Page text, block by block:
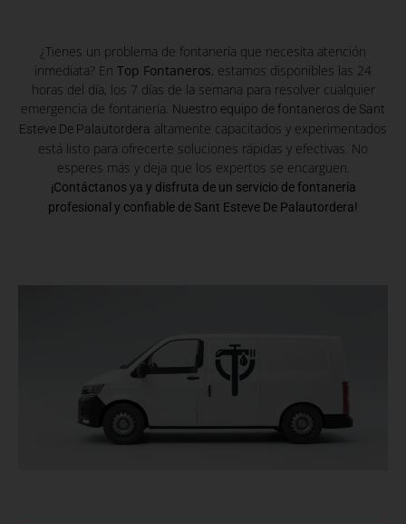
¿Tienes un problema de fontanería que necesita atención
inmediata? En Top Fontaneros, estamos disponibles las 24
horas del día, los 7 días de la semana para resolver cualquier
emergencia de fontanería. Nuestro equipo de fontaneros de Sant
Esteve De Palautordera altamente capacitados y experimentados
está listo para ofrecerte soluciones rápidas y efectivas. No
esperes más y deja que los expertos se encarguen.
¡Contáctanos ya y disfruta de un servicio de fontanería
profesional y confiable de Sant Esteve De Palautordera!